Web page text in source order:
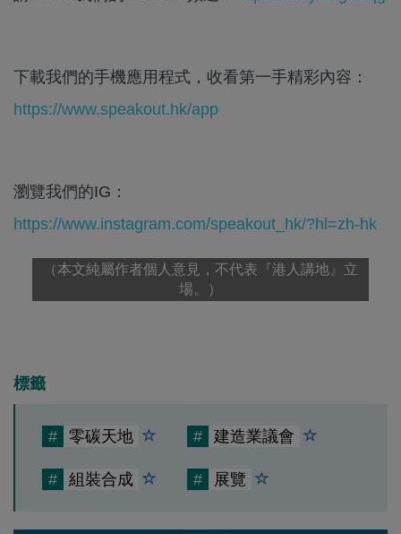
下載我們的手機應用程式，收看第一手精彩內容：
https://www.speakout.hk/app
瀏覽我們的IG：
https://www.instagram.com/speakout_hk/?hl=zh-hk
（本文純屬作者個人意見，不代表『港人講地』立
場。）
標籤
# 零碳天地 # 建造業議會
# 組裝合成 # 展覽